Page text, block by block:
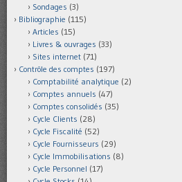
Sondages (3)
Bibliographie (115)
Articles (15)
Livres & ouvrages (33)
Sites internet (71)
Contrôle des comptes (197)
Comptabilité analytique (2)
Comptes annuels (47)
Comptes consolidés (35)
Cycle Clients (28)
Cycle Fiscalité (52)
Cycle Fournisseurs (29)
Cycle Immobilisations (8)
Cycle Personnel (17)